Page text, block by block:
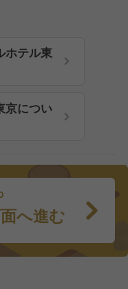
ホテル東
京につい
へ進む